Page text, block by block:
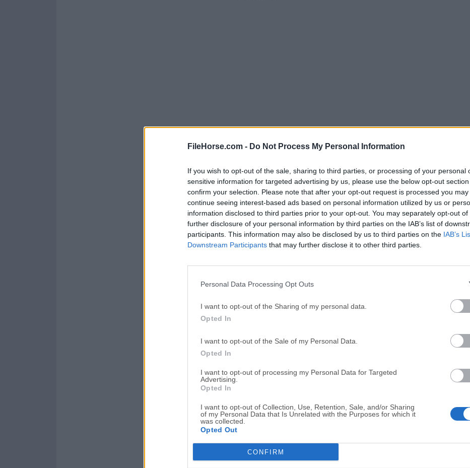
FileHorse.com - Do Not Process My Personal Information
If you wish to opt-out of the sale, sharing to third parties, or processing of your personal
sensitive information for targeted advertising by us, please use the below opt-out
confirm your selection. Please note that after your opt-out request is processed you may
continue seeing interest-based ads based on personal information utilized by us or
information disclosed to third parties prior to your opt-out. You may separately opt-out of
further disclosure of your personal information by third parties on the IAB’s list of
participants. This information may also be disclosed by us to third parties on the IAB’s
Downstream Participants that may further disclose it to other third parties.
Personal Data Processing Opt Outs
I want to opt-out of the Sharing of my personal data.
Opted In
I want to opt-out of the Sale of my Personal Data.
Opted In
I want to opt-out of processing my Personal Data for Targeted
Advertising.
Opted In
I want to opt-out of Collection, Use, Retention, Sale, and/or Sharing
of my Personal Data that Is Unrelated with the Purposes for which it
was collected.
Opted Out
CONFIRM
¿Por qué se publica esta aplicación en Filehorse? (Más
Imágenes
Top Descargas
Opera
Photoshop
GTA 6 CapCut
PC Repair
PC Repair Tool 2026
Hero Wars
Hero Wars - Online Action Game
TradingView
TradingView - Trusted by 100 Million Traders
Halo: